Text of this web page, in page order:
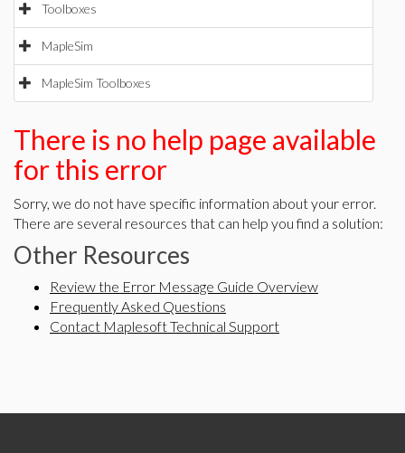
Toolboxes
MapleSim
MapleSim Toolboxes
There is no help page available
for this error
Sorry, we do not have specific information about your error.
There are several resources that can help you find a solution:
Other Resources
Review the Error Message Guide Overview
Frequently Asked Questions
Contact Maplesoft Technical Support